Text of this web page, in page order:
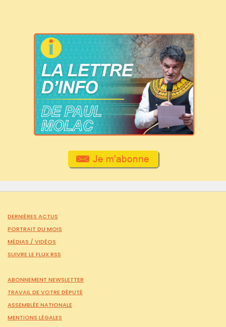
DERNIÈRES ACTUS
PORTRAIT DU MOIS
MÉDIAS / VIDÉOS
SUIVRE LE FLUX RSS
ABONNEMENT NEWSLETTER
TRAVAIL DE VOTRE DÉPUTÉ
ASSEMBLÉE NATIONALE
MENTIONS LÉGALES